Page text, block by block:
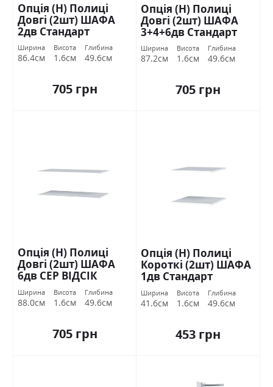
Опція (Н) Полиці
Довгі (2шт) ШАФА
2дв Стандарт
Ширина
86.4см
Висота
1.6см
Глибина
49.6см
705 грн
Опція (Н) Полиці
Довгі (2шт) ШАФА
3+4+6дв Стандарт
Ширина
87.2см
Висота
1.6см
Глибина
49.6см
705 грн
Опція (Н) Полиці
Довгі (2шт) ШАФА
6дв СЕР ВІДСІК
Стандарт
Ширина
88.0см
Висота
1.6см
Глибина
49.6см
705 грн
Опція (Н) Полиці
Короткі (2шт) ШАФА
1дв Стандарт
Ширина
41.6см
Висота
1.6см
Глибина
49.6см
453 грн